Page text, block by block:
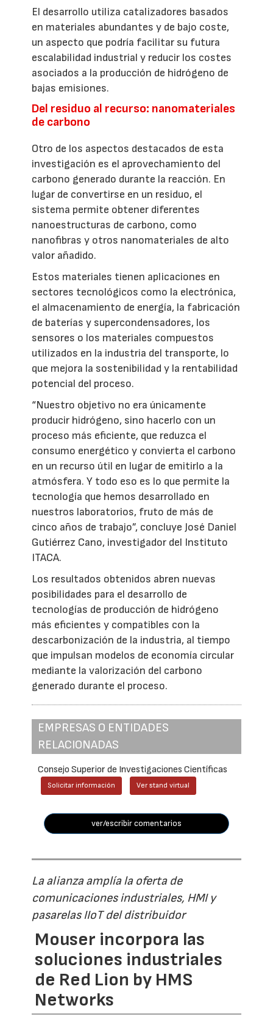
El desarrollo utiliza catalizadores basados
en materiales abundantes y de bajo coste,
un aspecto que podría facilitar su futura
escalabilidad industrial y reducir los costes
asociados a la producción de hidrógeno de
bajas emisiones.
Del residuo al recurso: nanomateriales
de carbono
Otro de los aspectos destacados de esta
investigación es el aprovechamiento del
carbono generado durante la reacción. En
lugar de convertirse en un residuo, el
sistema permite obtener diferentes
nanoestructuras de carbono, como
nanofibras y otros nanomateriales de alto
valor añadido.
Estos materiales tienen aplicaciones en
sectores tecnológicos como la electrónica,
el almacenamiento de energía, la fabricación
de baterías y supercondensadores, los
sensores o los materiales compuestos
utilizados en la industria del transporte, lo
que mejora la sostenibilidad y la rentabilidad
potencial del proceso.
“Nuestro objetivo no era únicamente
producir hidrógeno, sino hacerlo con un
proceso más eficiente, que reduzca el
consumo energético y convierta el carbono
en un recurso útil en lugar de emitirlo a la
atmósfera. Y todo eso es lo que permite la
tecnología que hemos desarrollado en
nuestros laboratorios, fruto de más de
cinco años de trabajo”, concluye José Daniel
Gutiérrez Cano, investigador del Instituto
ITACA.
Los resultados obtenidos abren nuevas
posibilidades para el desarrollo de
tecnologías de producción de hidrógeno
más eficientes y compatibles con la
descarbonización de la industria, al tiempo
que impulsan modelos de economía circular
mediante la valorización del carbono
generado durante el proceso.
EMPRESAS O ENTIDADES
RELACIONADAS
Consejo Superior de Investigaciones Científicas
Solicitar información Ver stand virtual
ver/escribir comentarios
La alianza amplía la oferta de
comunicaciones industriales, HMI y
pasarelas IIoT del distribuidor
Mouser incorpora las
soluciones industriales
de Red Lion by HMS
Networks